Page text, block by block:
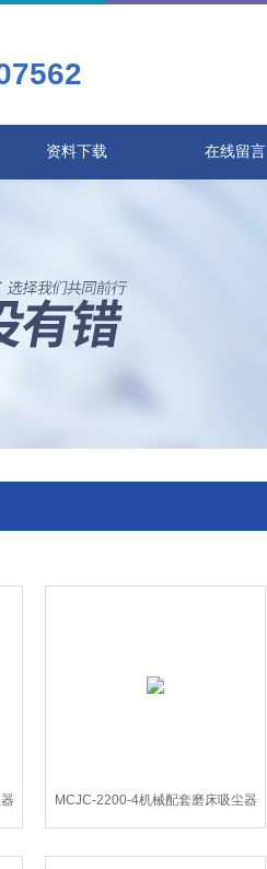
资料下载 在线留言
MCJC-2200-4机械配套磨床吸尘器
打磨除尘设备